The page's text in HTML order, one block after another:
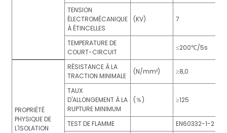
TENSION
ÉLECTROMÉCANIQUE
À ÉTINCELLES
(KV) 7
TEMPERATURE DE
COURT-CIRCUIT
≤200℃/5s
PROPRIÉTÉ
PHYSIQUE DE
L'ISOLATION
RÉSISTANCE À LA
TRACTION MINIMALE
(N/mm²) ≥8,0
TAUX
D'ALLONGEMENT À LA
RUPTURE MINIMUM
(％) ≥125
TEST DE FLAMME
EN60332-1-2